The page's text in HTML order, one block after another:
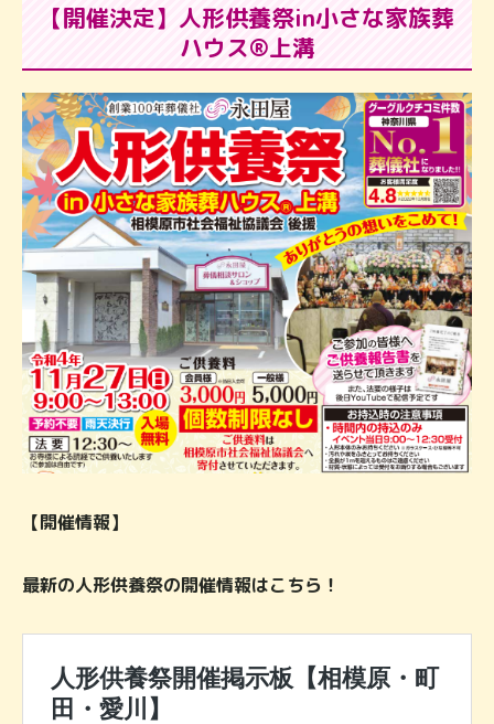
【開催決定】人形供養祭in小さな家族葬
ハウス®上溝
【開催情報】
最新の人形供養祭の開催情報はこちら！